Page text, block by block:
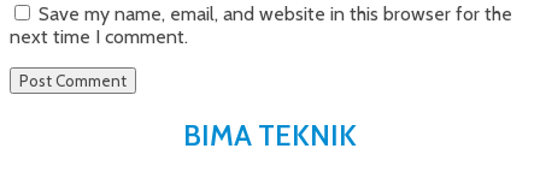
Save my name, email, and website in this browser for the
next time I comment.
BIMA TEKNIK